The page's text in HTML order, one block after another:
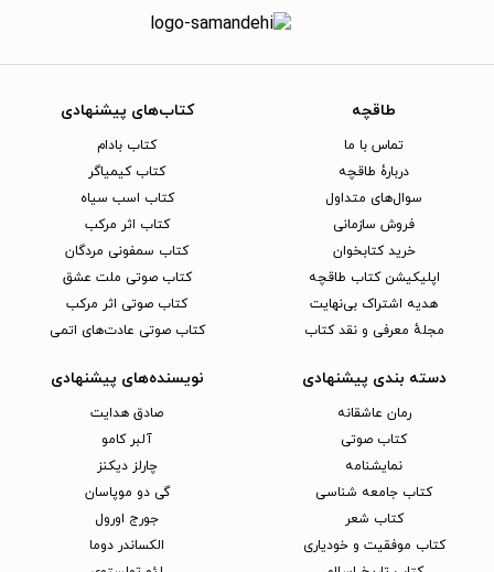
طاقچه
تماس با ما
دربارهٔ طاقچه
سوال‌های متداول
فروش سازمانی
خرید کتابخوان
اپلیکیشن کتاب طاقچه
هدیه اشتراک بی‌نهایت
مجلهٔ معرفی و نقد کتاب
کتاب‌های پیشنهادی
کتاب بادام
کتاب کیمیاگر
کتاب اسب سیاه
کتاب اثر مرکب
کتاب سمفونی مردگان
کتاب صوتی ملت عشق
کتاب صوتی اثر مرکب
کتاب صوتی عادت‌های اتمی
دسته بندی پیشنهادی
رمان عاشقانه
کتاب‌ صوتی
نمایشنامه
کتاب جامعه شناسی
کتاب شعر
کتاب موفقیت و خودیاری
نویسنده‌های پیشنهادی
صادق هدایت
آلبر کامو
چارلز دیکنز
گی دو موپاسان
جورج اورول
الکساندر دوما